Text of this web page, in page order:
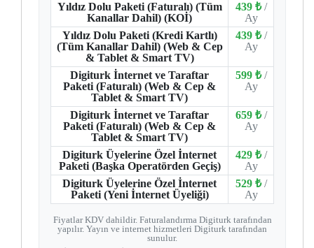
Yıldız Dolu Paketi (Faturalı) (Tüm
Kanallar Dahil) (KOİ)
439 ₺ /
Ay
Yıldız Dolu Paketi (Kredi Kartlı)
(Tüm Kanallar Dahil) (Web & Cep
& Tablet & Smart TV)
439 ₺ /
Ay
Digiturk İnternet ve Taraftar
Paketi (Faturalı) (Web & Cep &
Tablet & Smart TV)
599 ₺ /
Ay
Digiturk İnternet ve Taraftar
Paketi (Faturalı) (Web & Cep &
Tablet & Smart TV)
659 ₺ /
Ay
Digiturk Üyelerine Özel İnternet
Paketi (Başka Operatörden Geçiş)
429 ₺ /
Ay
Digiturk Üyelerine Özel İnternet
Paketi (Yeni İnternet Üyeliği)
529 ₺ /
Ay
Fiyatlar KDV dahildir. Faturalandırma Digiturk tarafından
yapılır. Yayın ve internet hizmetleri Digiturk tarafından
sunulur.